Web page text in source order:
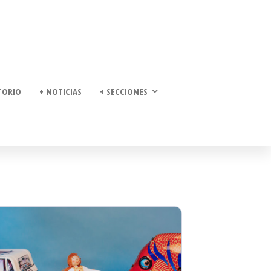
+ NOTICIAS + SECCIONES